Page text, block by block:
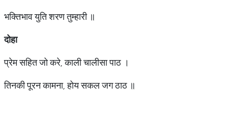
भक्तिभाव युति शरण तुम्हारी ॥
दोहा
प्रेम सहित जो करे, काली चालीसा पाठ ।
तिनकी पूरन कामना, होय सकल जग ठाठ ॥